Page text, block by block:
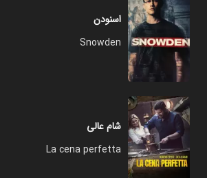
اسنودن
Snowden
شام عالی
La cena perfetta